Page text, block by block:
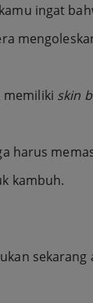
ingat
memiliki skin
harus
kambuh.
sekarang